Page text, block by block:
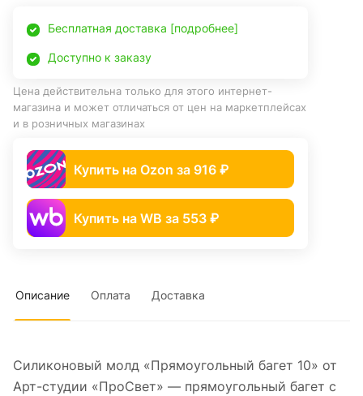
Бесплатная доставка [подробнее]
Доступно к заказу
Цена действительна только для этого интернет-
магазина и может отличаться от цен на маркетплейсах
и в розничных магазинах
Купить на Ozon за 916 ₽
Купить на WB за 553 ₽
Описание Оплата Доставка
Силиконовый молд «Прямоугольный багет 10» от
Арт-студии «ПроСвет» — прямоугольный багет с